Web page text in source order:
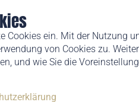
Cookies ein. Mit der Nutzung
von Cookies zu.
und wie Sie die